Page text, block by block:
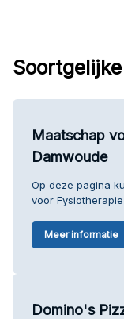
Soortgelijke
Maatschap
Damwoude
Op deze pagina
voor
Meer informatie
Domino's